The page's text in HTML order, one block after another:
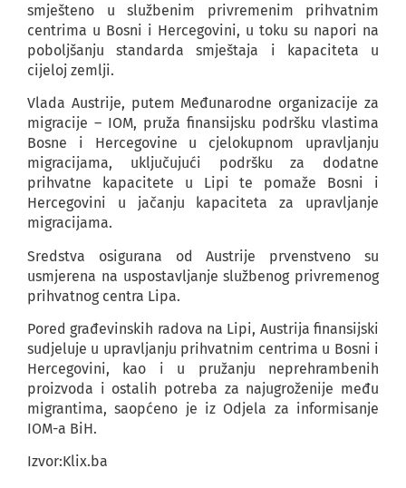
smješteno u službenim privremenim prihvatnim
centrima u Bosni i Hercegovini, u toku su napori na
poboljšanju standarda smještaja i kapaciteta u
cijeloj zemlji.
Vlada Austrije, putem Međunarodne organizacije za
migracije – IOM, pruža finansijsku podršku vlastima
Bosne i Hercegovine u cjelokupnom upravljanju
migracijama, uključujući podršku za dodatne
prihvatne kapacitete u Lipi te pomaže Bosni i
Hercegovini u jačanju kapaciteta za upravljanje
migracijama.
Sredstva osigurana od Austrije prvenstveno su
usmjerena na uspostavljanje službenog privremenog
prihvatnog centra Lipa.
Pored građevinskih radova na Lipi, Austrija finansijski
sudjeluje u upravljanju prihvatnim centrima u Bosni i
Hercegovini, kao i u pružanju neprehrambenih
proizvoda i ostalih potreba za najugroženije među
migrantima, saopćeno je iz Odjela za informisanje
IOM-a BiH.
Izvor:Klix.ba